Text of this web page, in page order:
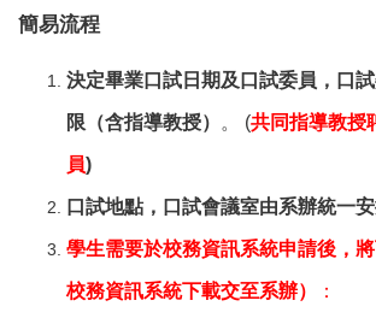
簡易流程
決定畢業口試日期及口試委員，口
限（含指導教授） 。 (共同指導教授
員)
口試地點，口試會議室由系辦統一安
學生需要於校務資訊系統申請後，
校務資訊系統下載交至系辦） ：